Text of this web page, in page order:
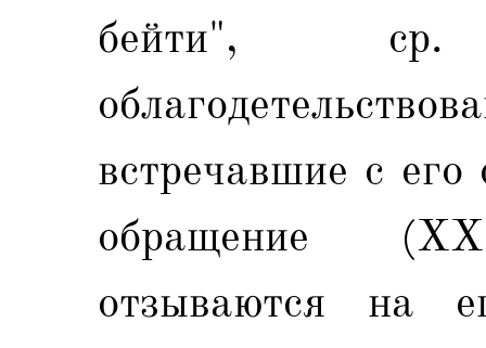
бейти",
встречавшие с
обращение
отзываются на